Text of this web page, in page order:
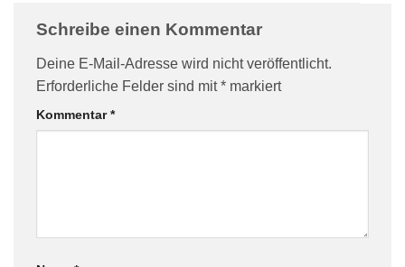
Schreibe einen Kommentar
Deine E-Mail-Adresse wird nicht veröffentlicht.
Erforderliche Felder sind mit* markiert
Kommentar*